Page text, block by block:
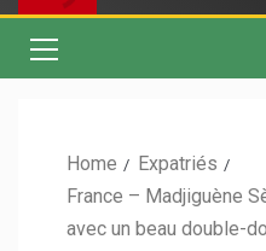
Home
Expatriés
France – Madjiguène
avec un beau double-